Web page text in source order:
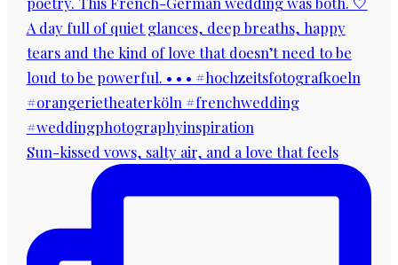
Sun-kissed vows, salty air, and a love that feels